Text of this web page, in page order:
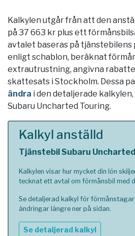
Kalkylen utgår från att den
på 37 663 kr plus ett
avtalet baseras på tjänstebilens
enligt schablon, beräknat
extrautrustning, angivna
skattesats i Stockholm. Dessa
ändra i den detaljerade
Subaru Uncharted Touring.
Kalkyl anställd
Tjänstebil Subaru
Kalkylen visar hur mycket din lön
tecknat ett avtal om förmånsbil med
Se detaljerad kalkyl för
ändringar längre ner på sidan.
Se detaljerad kalkyl